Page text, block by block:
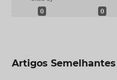
0 0
Artigos Semelhantes